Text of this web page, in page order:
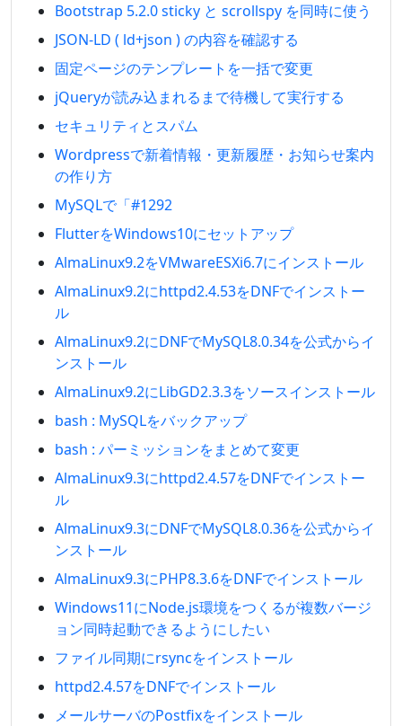
Bootstrap 5.2.0 sticky と scrollspy を同時に使う
JSON-LD ( ld+json ) の内容を確認する
固定ページのテンプレートを一括で変更
jQueryが読み込まれるまで待機して実行する
セキュリティとスパム
Wordpressで新着情報・更新履歴・お知らせ案内
の作り方
MySQLで「#1292
FlutterをWindows10にセットアップ
AlmaLinux9.2をVMwareESXi6.7にインストール
AlmaLinux9.2にhttpd2.4.53をDNFでインストー
ル
AlmaLinux9.2にDNFでMySQL8.0.34を公式からイ
ンストール
AlmaLinux9.2にLibGD2.3.3をソースインストール
bash : MySQLをバックアップ
bash : パーミッションをまとめて変更
AlmaLinux9.3にhttpd2.4.57をDNFでインストー
ル
AlmaLinux9.3にDNFでMySQL8.0.36を公式からイ
ンストール
AlmaLinux9.3にPHP8.3.6をDNFでインストール
Windows11にNode.js環境をつくるが複数バージ
ョン同時起動できるようにしたい
ファイル同期にrsyncをインストール
httpd2.4.57をDNFでインストール
メールサーバのPostfixをインストール